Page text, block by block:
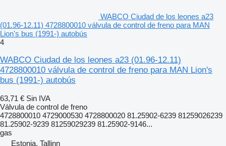
WABCO Ciudad de los leones a23
(01.96-12.11) 4728800010 válvula de control de freno para MAN
Lion's bus (1991-) autobús
4
WABCO Ciudad de los leones a23 (01.96-12.11)
4728800010 válvula de control de freno para MAN Lion's
bus (1991-) autobús
63,71 € Sin IVA
Válvula de control de freno
4728800010 4729000530 4728800020 81.25902-6239 81259026239
81.25902-9239 81259029239 81.25902-9146...
gas
Estonia, Tallinn